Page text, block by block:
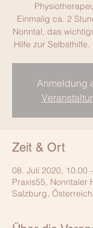
Einmalig ca. 2
Nonntal, das
Hilfe zur
Anmeldung
Zeit & Ort
08. Juli 2020, 10:00
Praxis55, Nonntaler
Salzburg, Österreich